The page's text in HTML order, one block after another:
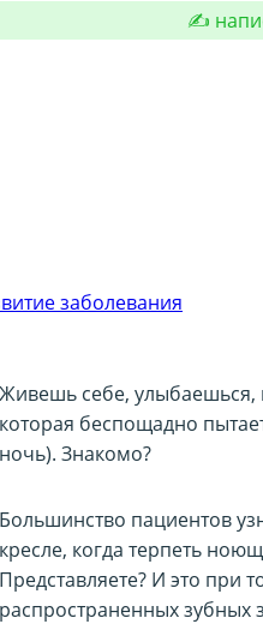
✍️
заболевания
Живешь себе, улыбаешься,
которая беспощадно
ночь). Знакомо?
Большинство пациентов
кресле, когда терпеть
Представляете? И это при
распространенных зубных